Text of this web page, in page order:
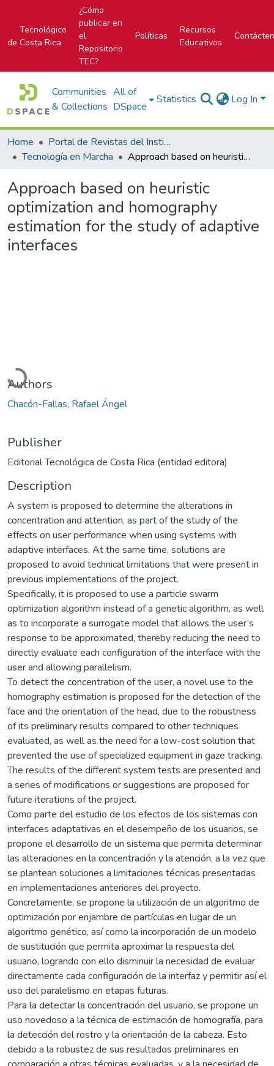
Tecnológico
de Costa Rica
¿Cómo
publicar en
el
Repositorio
TEC?
Políticas
Recursos
Educativos
Communities
& Collections
All of
DSpace
Statistics Log In
Home
Portal de Revistas del Instituto Tecnológico de Costa Rica
Tecnología en Marcha
Approach based on heuristic optimization and homography estimation for the study of adaptive interfaces
Approach based on heuristic
optimization and homography
estimation for the study of adaptive
interfaces
Loading...
Authors
Chacón-Fallas, Rafael Ángel
Publisher
Editorial Tecnológica de Costa Rica (entidad editora)
Description
A system is proposed to determine the alterations in
concentration and attention, as part of the study of the
effects on user performance when using systems with
adaptive interfaces. At the same time, solutions are
proposed to avoid technical limitations that were present in
previous implementations of the project.
Specifically, it is proposed to use a particle swarm
optimization algorithm instead of a genetic algorithm, as well
as to incorporate a surrogate model that allows the user’s
response to be approximated, thereby reducing the need to
directly evaluate each configuration of the interface with the
user and allowing parallelism.
To detect the concentration of the user, a novel use to the
homography estimation is proposed for the detection of the
face and the orientation of the head, due to the robustness
of its preliminary results compared to other techniques
evaluated, as well as the need for a low-cost solution that
prevented the use of specialized equipment in gaze tracking.
The results of the different system tests are presented and
a series of modifications or suggestions are proposed for
future iterations of the project.
Como parte del estudio de los efectos de los sistemas con
interfaces adaptativas en el desempeño de los usuarios, se
propone el desarrollo de un sistema que permita determinar
las alteraciones en la concentración y la atención, a la vez que
se plantean soluciones a limitaciones técnicas presentadas
en implementaciones anteriores del proyecto.
Concretamente, se propone la utilización de un algoritmo de
optimización por enjambre de partículas en lugar de un
algoritmo genético, así como la incorporación de un modelo
de sustitución que permita aproximar la respuesta del
usuario, logrando con ello disminuir la necesidad de evaluar
directamente cada configuración de la interfaz y permitir así el
uso del paralelismo en etapas futuras.
Para la detectar la concentración del usuario, se propone un
uso novedoso a la técnica de estimación de homografía, para
la detección del rostro y la orientación de la cabeza. Esto
debido a la robustez de sus resultados preliminares en